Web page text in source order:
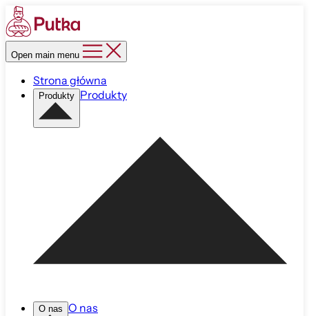
Open main menu
Strona główna
Produkty Produkty
O nas O nas